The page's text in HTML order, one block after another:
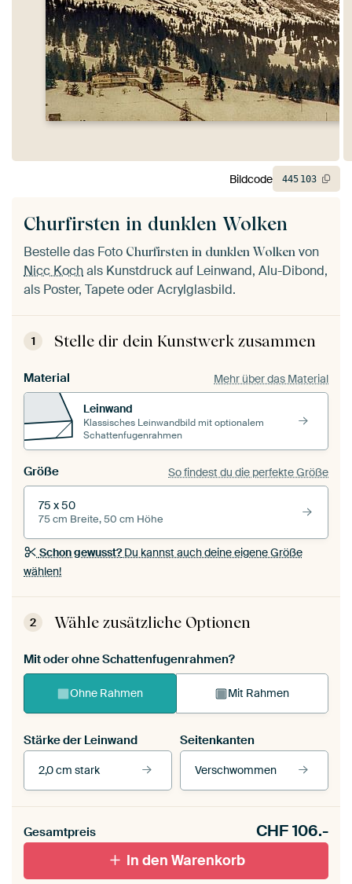
Churfirsten in dunklen Wolken
Bestelle das Foto Churfirsten in dunklen Wolken von
Nicc Kochals Kunstdruck auf Leinwand, Alu-Dibond,
als Poster, Tapete oder Acrylglasbild.
1 Stelle dir dein Kunstwerk zusammen
Material Mehr über das Material
Leinwand
Klassisches Leinwandbild mit optionalem
Schattenfugenrahmen
Größe So findest du die perfekte Größe
75 x 50
75 cm Breite, 50 cm Höhe
Schon gewusst?Du kannst auch deine eigene Größe
wählen!
2 Wähle zusätzliche Optionen
Mit oder ohne Schattenfugenrahmen?
Ohne Rahmen Mit Rahmen
Stärke der Leinwand
2,0 cm stark
Seitenkanten
Verschwommen
Mit Schattenfugenrahmen,
schwarz
Mit Schattenfugenrahmen,
weiß
Gesamtpreis CHF106.-
In den Warenkorb
Bildcode 445 103